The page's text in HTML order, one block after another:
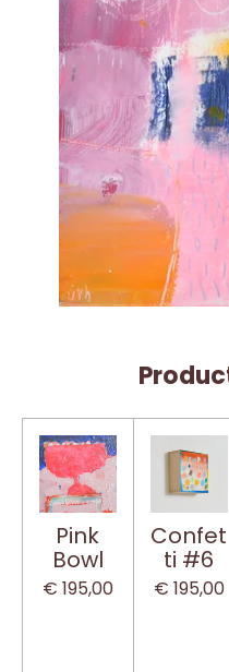
Pink
Bowl
€ 195,00
Confet
ti #6
€ 195,00